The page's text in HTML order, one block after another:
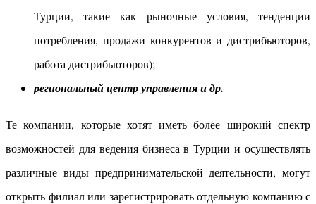
Турции, такие как рыночные условия, тенденции
потребления, продажи конкурентов и дистрибьюторов,
работа дистрибьюторов);
региональный центр управления и др.
Те компании, которые хотят иметь более широкий спектр
возможностей для ведения бизнеса в Турции и осуществлять
различные виды предпринимательской деятельности, могут
открыть филиал или зарегистрировать отдельную компанию с